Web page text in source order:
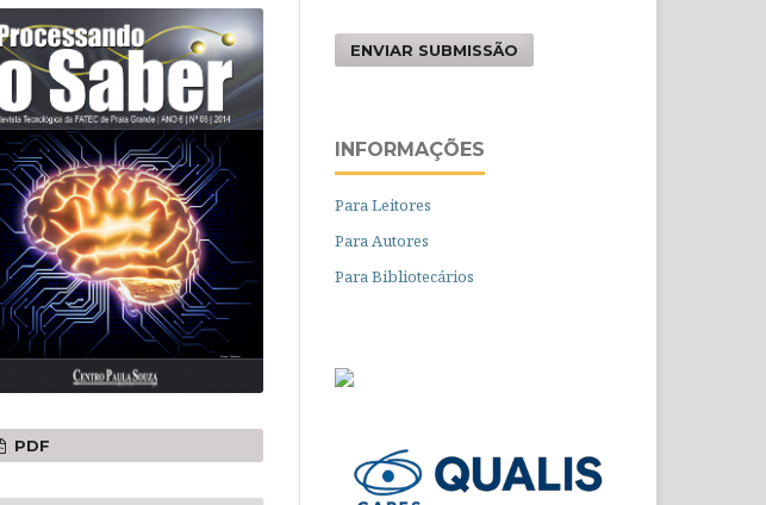
PDF
ENVIAR SUBMISSÃO
INFORMAÇÕES
Para Leitores
Para Autores
Para Bibliotecários